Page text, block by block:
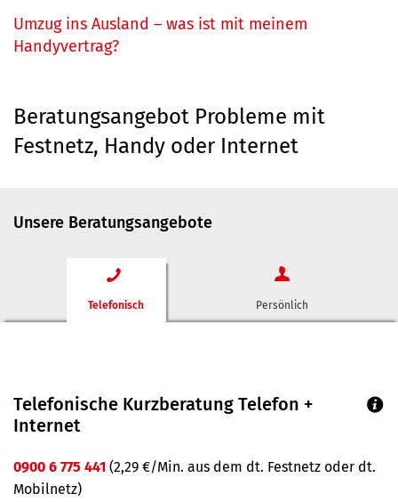
Umzug ins Ausland – was ist mit meinem
Handyvertrag?
Beratungsangebot Probleme mit
Festnetz, Handy oder Internet
Unsere Beratungsangebote
Telefonisch Persönlich
Telefonische Kurzberatung Telefon +
Internet
0900 6 775 441 (2,29 €/Min. aus dem dt. Festnetz oder dt.
Mobilnetz)